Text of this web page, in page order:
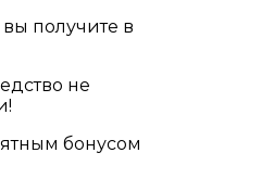
вы получите в
не
бонусом